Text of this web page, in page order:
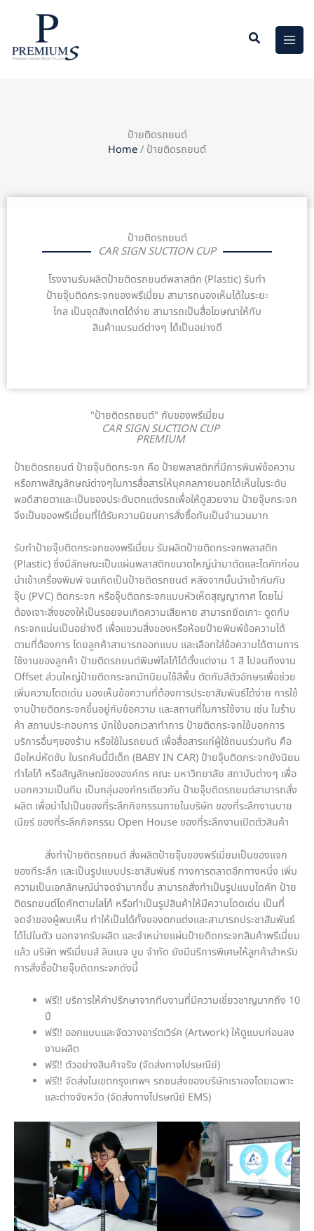
ป้ายติดรถยนต์
Home/ ป้ายติดรถยนต์
ป้ายติดรถยนต์
CAR SIGN SUCTION CUP
โรงงานรับผลิตป้ายติดรถยนต์พลาสติก (Plastic) รับทำ
ป้ายจุ๊บติดกระจกของพรีเมี่ยม สามารถมองเห็นได้ในระยะ
ไกล เป็นจุดสังเกตได้ง่าย สามารถเป็นสื่อโฆษณาให้กับ
สินค้าแบรนด์ต่างๆ ได้เป็นอย่างดี
"ป้ายติดรถยนต์" กับของพรีเมี่ยม
CAR SIGN SUCTION CUP
PREMIUM
ป้ายติดรถยนต์ ป้ายจุ๊บติดกระจก คือ ป้ายพลาสติกที่มีการพิมพ์ข้อความ
หรือภาพสัญลักษณ์ต่างๆในการสื่อสารให้บุคคลภายนอกได้เห็นในระดับ
พอดีสายตาและเป็นของประดับตกแต่งรถเพื่อให้ดูสวยงาม ป้ายจุ๊บกระจก
จึงเป็นของพรีเมี่ยมที่ได้รับความนิยมการสั่งซื้อกันเป็นจำนวนมาก
รับทำป้ายจุ๊บติดกระจกของพรีเมี่ยม รับผลิตป้ายติดกระจกพลาสติก
(Plastic) ซึ่งมีลักษณะเป็นแผ่นพลาสติกขนาดใหญ่นำมาตัดและไดคัทก่อน
นำเข้าเครื่องพิมพ์ จนเกิดเป็นป้ายติดรถยนต์ หลังจากนั้นนำเข้ากันกับ
จุ๊บ (PVC) ติดกระจก หรือจุ๊บติดกระจกแบบหัวเห็ดสุญญากาศ โดยไม่
ต้องเจาะสิ่งของให้เป็นรอยจนเกิดความเสียหาย สามารถยึดเกาะ ดูดกับ
กระจกแน่นเป็นอย่างดี เพื่อแขวนสิ่งของหรือห้อยป้ายพิมพ์ข้อความได้
ตามที่ต้องการ โดยลูกค้าสามารถออกแบบ และเลือกใส่ข้อความได้ตามการ
ใช้งานของลูกค้า ป้ายติดรถยนต์พิมพ์โลโก้ได้ตั้งแต่งาน 1 สี ไปจนถึงงาน
Offset ส่วนใหญ่ป้ายติดกระจกมักนิยมใช้สีพื้น ตัดกับสีตัวอักษรเพื่อช่วย
เพิ่มความโดดเด่น มองเห็นข้อความที่ต้องการประชาสัมพันธ์ได้ง่าย การใช้
งานป้ายติดกระจกขึ้นอยู่กับข้อความ และสถานที่ในการใช้งาน เช่น ในร้าน
ค้า สถานประกอบการ มักใช้บอกเวลาทำการ ป้ายติดกระจกใช้บอกการ
บริการอื่นๆของร้าน หรือใช้ในรถยนต์ เพื่อสื่อสารแก่ผู้ใช้ถนนร่วมกัน คือ
มือใหม่หัดขับ ในรถคันนี้มีเด็ก (BABY IN CAR) ป้ายจุ๊บติดกระจกยังนิยม
ทำโลโก้ หรือสัญลักษณ์ขององค์กร คณะ มหาวิทยาลัย สถาบันต่างๆ เพื่อ
บอกความเป็นทีม เป็นกลุ่มองค์กรเดียวกัน ป้ายจุ๊บติดรถยนต์สามารถสั่ง
ผลิต เพื่อนำไปเป็นของที่ระลึกกิจกรรมภายในบริษัท ของที่ระลึกงานบาย
เนียร์ ของที่ระลึกกิจกรรม Open House ของที่ระลึกงานเปิดตัวสินค้า
สั่งทำป้ายติดรถยนต์ สั่งผลิตป้ายจุ๊บของพรีเมี่ยมเป็นของแจก
ของทีระลึก และเป็นรูปแบบประชาสัมพันธ์ ทางการตลาดอีกทางหนึ่ง เพิ่ม
ความเป็นเอกลักษณ์น่าจดจำมากขึ้น สามารถสั่งทำเป็นรูปแบบไดคัท ป้าย
ติดรถยนต์ไดคัทตามโลโก้ หรือทำเป็นรูปสินค้าให้มีความโดดเด่น เป็นที่
จดจำของผู้พบเห็น ทำให้เป็นได้ทั้งของตกแต่งและสามารถประชาสัมพันธ์
ได้ไปในตัว นอกจากรับผลิต และจำหน่ายแผ่นป้ายติดกระจกสินค้าพรีเมี่ยม
แล้ว บริษัท พรีเมี่ยมส์ ลินเนจ บูม จำกัด ยังมีบริการพิเศษให้ลูกค้าสำหรับ
การสั่งซื้อป้ายจุ๊บติดกระจกดังนี้
ฟรี!! บริการให้คำปรึกษาจากทีมงานที่มีความเชี่ยวชาญมากถึง 10
ปี
ฟรี!! ออกแบบและจัดวางอาร์ตเวิร์ค (Artwork) ให้ดูแบบก่อนลง
งานผลิต
ฟรี!! ตัวอย่างสินค้าจริง (จัดส่งทางไปรษณีย์)
ฟรี!! จัดส่งในเขตกรุงเทพฯ รถขนส่งของบริษัทเราเองโดยเฉพาะ
และต่างจังหวัด (จัดส่งทางไปรษณีย์ EMS)